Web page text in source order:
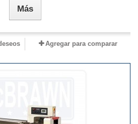
Más
Agregar para comparar